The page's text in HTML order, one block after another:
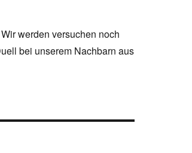
werden versuchen noch
bei unserem Nachbarn aus